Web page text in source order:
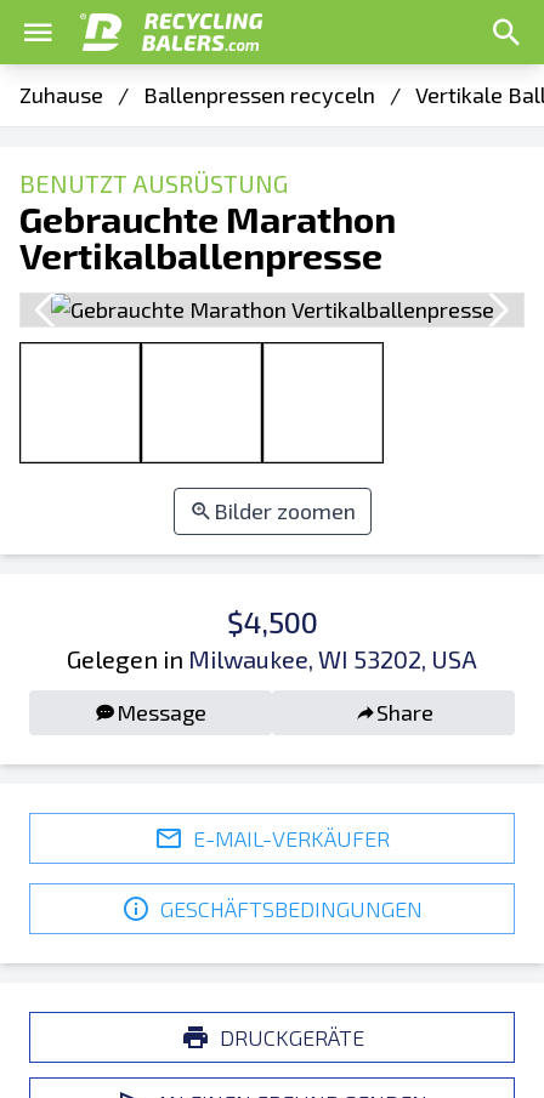
Zuhause / Ballenpressen recyceln / Vertikale
BENUTZT AUSRÜSTUNG
Gebrauchte Marathon
Vertikalballenpresse
Bilder zoomen
$4,500
Gelegen in Milwaukee, WI 53202, USA
Message Share
E-MAIL-VERKÄUFER
GESCHÄFTSBEDINGUNGEN
DRUCKGERÄTE